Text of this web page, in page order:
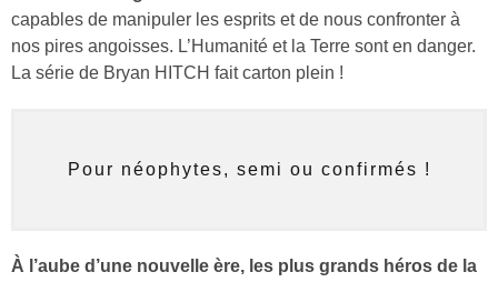
capables de manipuler les esprits et de nous confronter à
nos pires angoisses. L’Humanité et la Terre sont en danger.
La série de Bryan HITCH fait carton plein !
Pour néophytes, semi ou confirmés !
À l’aube d’une nouvelle ère, les plus grands héros de la